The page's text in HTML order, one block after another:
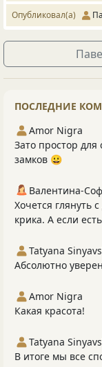
Опубликовал(а)
ПОСЛЕДНИЕ
Amor Nigra
Зато простор
замков 😀
Валентина-
Хочется глянуть
крика. А если
Tatyana
Абсолютно
Amor Nigra
Какая красота!
Tatyana
В итоге мы все